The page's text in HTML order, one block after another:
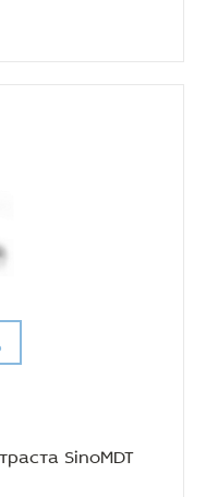
SinoMDT